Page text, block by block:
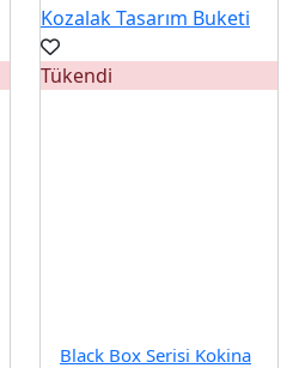
Tükendi
Black Box Serisi Kokina